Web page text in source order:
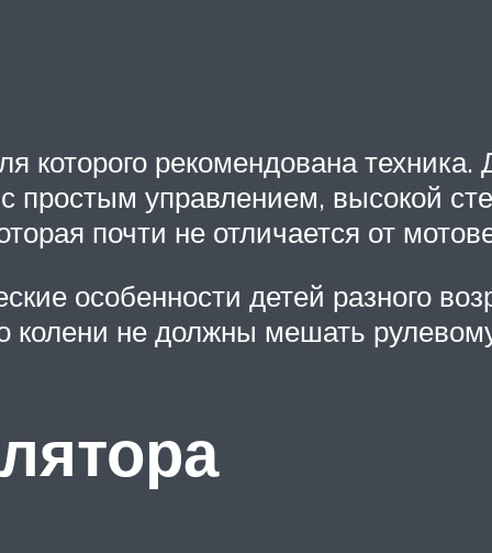
которого рекомендована
простым управлением, высокой
почти не отличается от
особенности детей разного
колени не должны мешать